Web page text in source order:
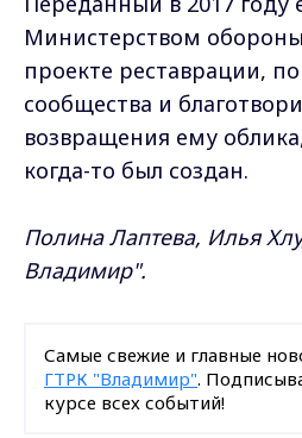
Министерством
проекте реставрации,
сообщества и
возвращения ему
когда-то был создан.
Полина Лаптева, Илья
Владимир".
Самые свежие и главные
ГТРК "Владимир".
курсе всех событий!